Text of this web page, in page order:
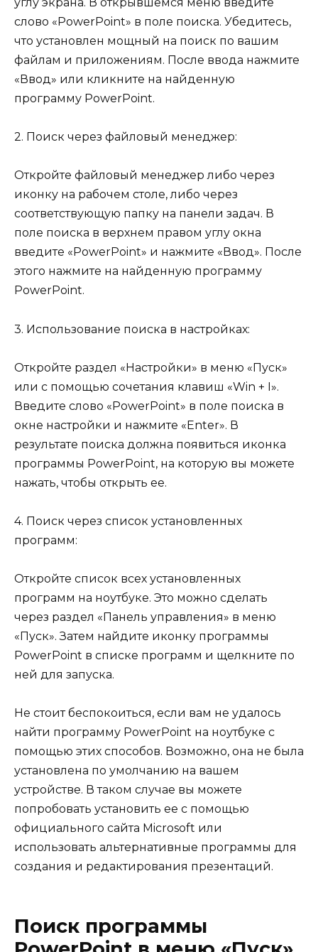
слово «PowerPoint» в поле поиска. Убедитесь,
что установлен мощный на поиск по вашим
файлам и приложениям. После ввода нажмите
«Ввод» или кликните на найденную
программу PowerPoint.
2. Поиск через файловый менеджер:
Откройте файловый менеджер либо через
иконку на рабочем столе, либо через
соответствующую папку на панели задач. В
поле поиска в верхнем правом углу окна
введите «PowerPoint» и нажмите «Ввод». После
этого нажмите на найденную программу
PowerPoint.
3. Использование поиска в настройках:
Откройте раздел «Настройки» в меню «Пуск»
или с помощью сочетания клавиш «Win + I».
Введите слово «PowerPoint» в поле поиска в
окне настройки и нажмите «Enter». В
результате поиска должна появиться иконка
программы PowerPoint, на которую вы можете
нажать, чтобы открыть ее.
4. Поиск через список установленных
программ:
Откройте список всех установленных
программ на ноутбуке. Это можно сделать
через раздел «Панель управления» в меню
«Пуск». Затем найдите иконку программы
PowerPoint в списке программ и щелкните по
ней для запуска.
Не стоит беспокоиться, если вам не удалось
найти программу PowerPoint на ноутбуке с
помощью этих способов. Возможно, она не была
установлена по умолчанию на вашем
устройстве. В таком случае вы можете
попробовать установить ее с помощью
официального сайта Microsoft или
использовать альтернативные программы для
создания и редактирования презентаций.
Поиск программы